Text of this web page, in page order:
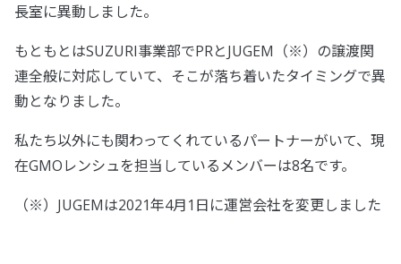
長室に異動しました。
もともとはSUZURI事業部でPRとJUGEM（※）の譲渡関
連全般に対応していて、そこが落ち着いたタイミングで異
動となりました。
私たち以外にも関わってくれているパートナーがいて、現
在GMOレンシュを担当しているメンバーは8名です。
（※）JUGEMは2021年4月1日に運営会社を変更しました